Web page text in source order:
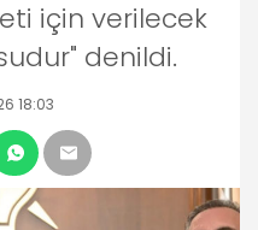
için verilecek
denildi.
18:03